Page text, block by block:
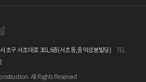
초구 서초대로 301,6층(서초동,동익성봉빌딩)
TEL
All Rights Reserved